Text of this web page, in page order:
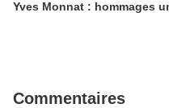
Yves Monnat : hommages
Commentaires